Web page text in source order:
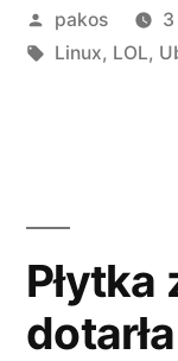
Posted
by
pakos
Tags:
Linux, LOL,
Płytka
dotarła